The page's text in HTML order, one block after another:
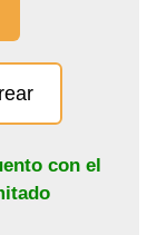
con el